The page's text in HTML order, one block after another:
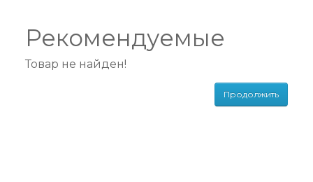
Рекомендуемые
Товар не найден!
Продолжить